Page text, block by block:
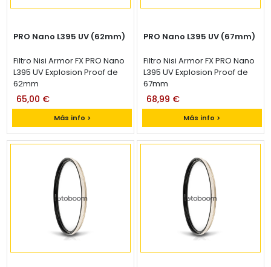
PRO Nano L395 UV (62mm)
Filtro Nisi Armor FX PRO Nano
L395 UV Explosion Proof de
62mm
Más info >
65,00 €
PRO Nano L395 UV (67mm)
Filtro Nisi Armor FX PRO Nano
L395 UV Explosion Proof de
67mm
Más info >
68,99 €